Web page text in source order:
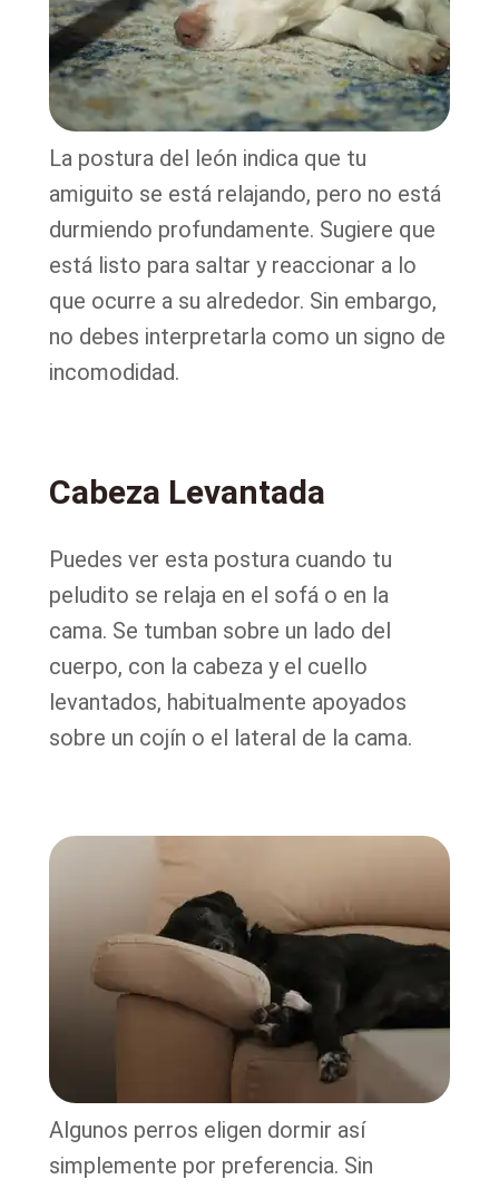
La postura del león indica que tu
amiguito se está relajando, pero no está
durmiendo profundamente. Sugiere que
está listo para saltar y reaccionar a lo
que ocurre a su alrededor. Sin embargo,
no debes interpretarla como un signo de
incomodidad.
Cabeza Levantada
Puedes ver esta postura cuando tu
peludito se relaja en el sofá o en la
cama. Se tumban sobre un lado del
cuerpo, con la cabeza y el cuello
levantados, habitualmente apoyados
sobre un cojín o el lateral de la cama.
Algunos perros eligen dormir así
simplemente por preferencia. Sin